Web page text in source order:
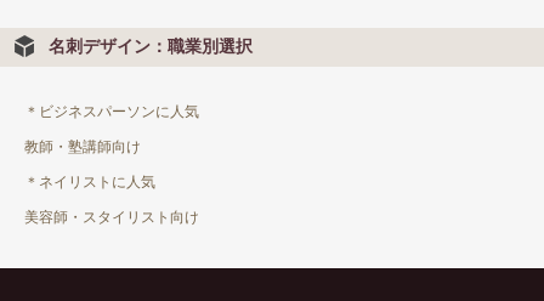
名刺デザイン：職業別選択
＊ビジネスパーソンに人気
教師・塾講師向け
＊ネイリストに人気
美容師・スタイリスト向け